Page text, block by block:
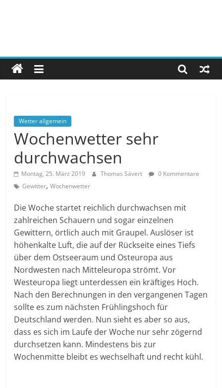
Wetter allgemein
Wochenwetter sehr
durchwachsen
Montag, 25. März 2019 Thomas Sävert
0 Kommentare
Gewitter,Wochenwetter
Die Woche startet reichlich durchwachsen mit
zahlreichen Schauern und sogar einzelnen
Gewittern, örtlich auch mit Graupel. Auslöser ist
höhenkalte Luft, die auf der Rückseite eines Tiefs
über dem Ostseeraum und Osteuropa aus
Nordwesten nach Mitteleuropa strömt. Vor
Westeuropa liegt unterdessen ein kräftiges Hoch.
Nach den Berechnungen in den vergangenen Tagen
sollte es zum nächsten Frühlingshoch für
Deutschland werden. Nun sieht es aber so aus,
dass es sich im Laufe der Woche nur sehr zögernd
durchsetzen kann. Mindestens bis zur
Wochenmitte bleibt es wechselhaft und recht kühl.